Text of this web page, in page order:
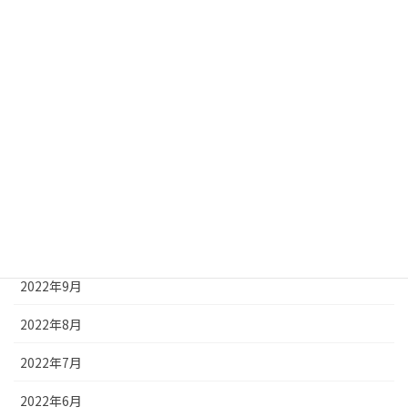
2022年9月
2022年8月
2022年7月
2022年6月